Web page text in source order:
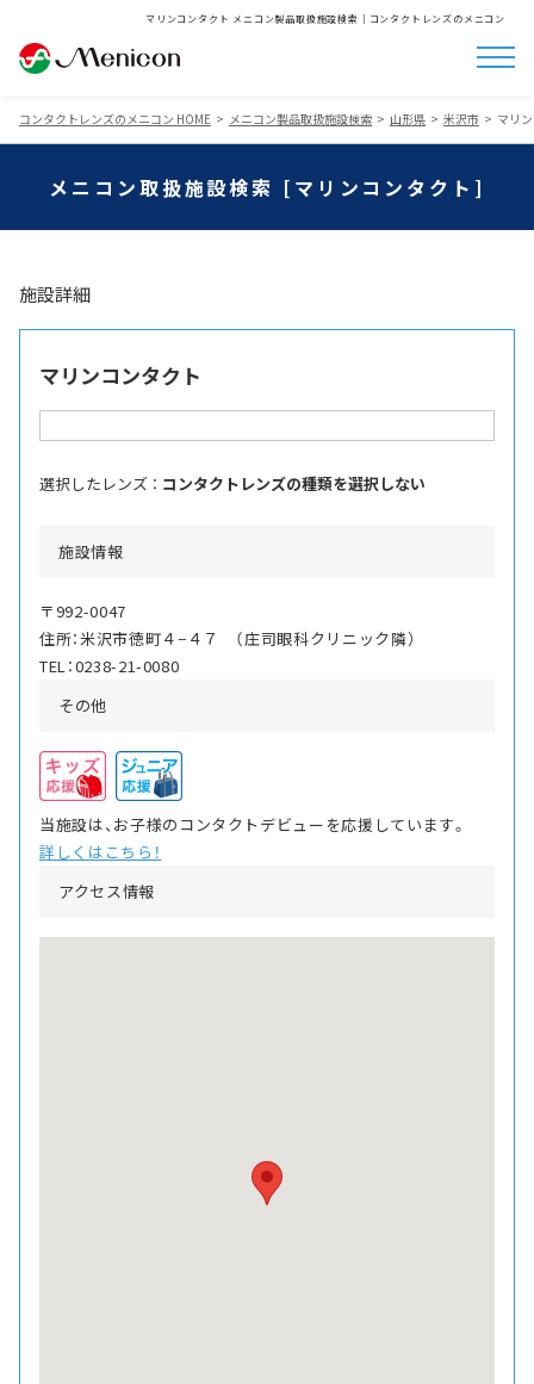
マリンコンタクト メニコン製品取扱施設検索│コンタクトレンズのメニコン
コンタクトレンズのメニコン HOME メニコン製品取扱施設検索 山形県 米沢市 マリ
メニコン取扱施設検索 [マリンコンタクト]
施設詳細
マリンコンタクト
選択したレンズ ： コンタクトレンズの種類を選択しない
施設情報
〒992-0047
住所：米沢市徳町４−４７ （庄司眼科クリニック隣）
TEL：0238-21-0080
その他
当施設は、お子様のコンタクトデビューを応援しています。
詳しくはこちら！
アクセス情報